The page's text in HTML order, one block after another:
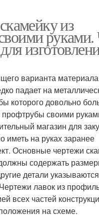
из
руками.
варианта
падает на
которого довольно
профтрубы своими
магазин для
иметь на руках заранее
Основные чертежи
содержать
детали
лавок из
всех частей
на схеме.